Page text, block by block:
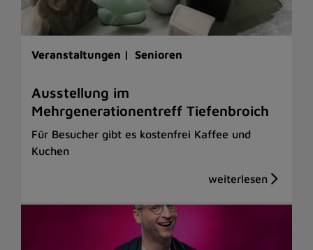
Veranstaltungen | Senioren
Ausstellung im
Mehrgenerationentreff Tiefenbroich
Für Besucher gibt es kostenfrei Kaffee und
Kuchen